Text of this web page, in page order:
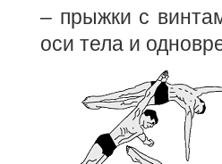
– прыжки с
оси тела и